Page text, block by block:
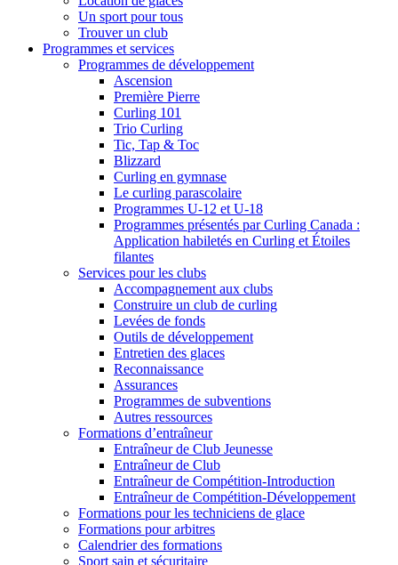
Un sport pour tous
Trouver un club
Programmes et services
Programmes de développement
Ascension
Première Pierre
Curling 101
Trio Curling
Tic, Tap & Toc
Blizzard
Curling en gymnase
Le curling parascolaire
Programmes U-12 et U-18
Programmes présentés par Curling Canada :
Application habiletés en Curling et Étoiles
filantes
Services pour les clubs
Accompagnement aux clubs
Construire un club de curling
Levées de fonds
Outils de développement
Entretien des glaces
Reconnaissance
Assurances
Programmes de subventions
Autres ressources
Formations d’entraîneur
Entraîneur de Club Jeunesse
Entraîneur de Club
Entraîneur de Compétition-Introduction
Entraîneur de Compétition-Développement
Formations pour les techniciens de glace
Formations pour arbitres
Calendrier des formations
Sport sain et sécuritaire